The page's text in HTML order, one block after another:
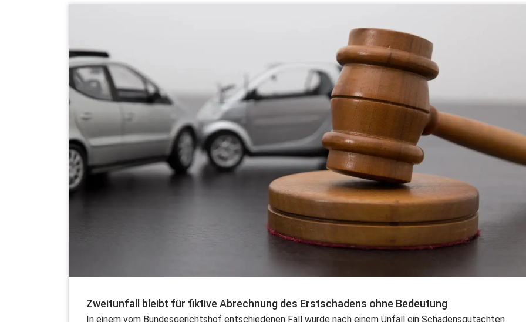
Zweitunfall bleibt für fiktive Abrechnung des Erstschadens ohne Bedeutung
In einem vom Bundesgerichtshof entschiedenen Fall wurde nach einem Unfall ein Schadensgutachten